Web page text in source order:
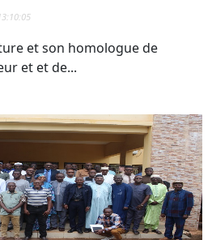
et son homologue de
et et de...